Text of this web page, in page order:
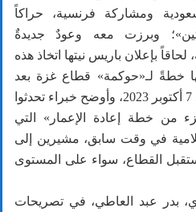
ومشاركة فرنسية، حراكاً
وبرزت معه وعودٌ جديدةٌ
لحاقاً بإعلان باريس نيتها اتخاذ هذه
خطةً لـ«حوكمة» قطاع غزة بعد
وقف الحرب الدائرة هناك منذ 7 أكتوبر 2023، وأوضح خبراء تحدثوا
من خطة إعادة الإعمار» التي
في وقت سابق، مشيرين إلى
القطاع، سواء على المستوى
بدر عبد العاطي، في تصريحات